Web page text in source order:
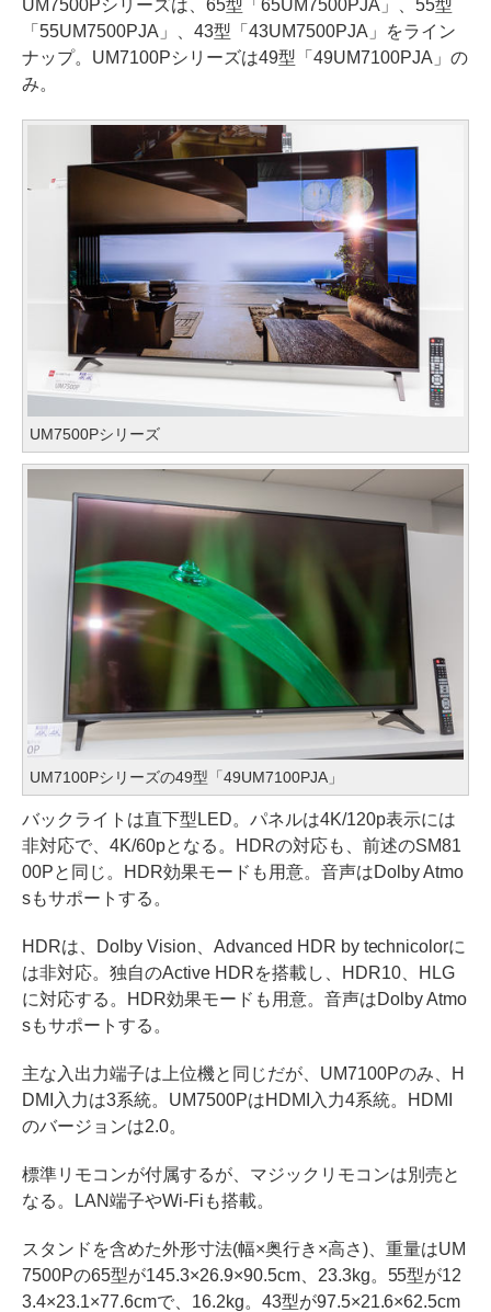
UM7500Pシリーズは、65型「65UM7500PJA」、55型
「55UM7500PJA」、43型「43UM7500PJA」をライン
ナップ。UM7100Pシリーズは49型「49UM7100PJA」の
み。
UM7500Pシリーズ
UM7100Pシリーズの49型「49UM7100PJA」
バックライトは直下型LED。パネルは4K/120p表示には
非対応で、4K/60pとなる。HDRの対応も、前述のSM81
00Pと同じ。HDR効果モードも用意。音声はDolby Atmo
sもサポートする。
HDRは、Dolby Vision、Advanced HDR by technicolorに
は非対応。独自のActive HDRを搭載し、HDR10、HLG
に対応する。HDR効果モードも用意。音声はDolby Atmo
sもサポートする。
主な入出力端子は上位機と同じだが、UM7100Pのみ、H
DMI入力は3系統。UM7500PはHDMI入力4系統。HDMI
のバージョンは2.0。
標準リモコンが付属するが、マジックリモコンは別売と
なる。LAN端子やWi-Fiも搭載。
スタンドを含めた外形寸法(幅×奥行き×高さ)、重量はUM
7500Pの65型が145.3×26.9×90.5cm、23.3kg。55型が12
3.4×23.1×77.6cmで、16.2kg。43型が97.5×21.6×62.5cm